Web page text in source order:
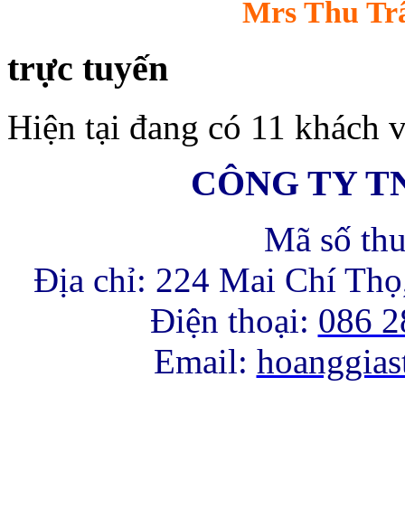
Mrs Thu
trực tuyến
Hiện tại đang có 11 khách
CÔNG TY
Mã số
Địa chỉ: 224 Mai Chí
Điện thoại: 086
Email: